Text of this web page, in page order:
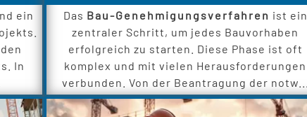
ein
In
Das Bau-Genehmigungsverfahren ist ein
zentraler Schritt, um jedes Bauvorhaben
erfolgreich zu starten. Diese Phase ist oft
komplex und mit vielen Herausforderungen
verbunden. Von der Beantragung der notw...